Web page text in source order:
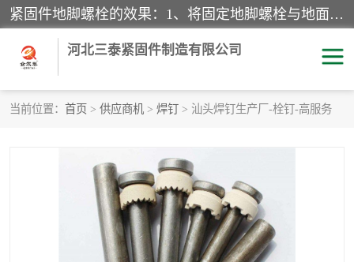
紧固件地脚螺栓的效果：1、将固定地脚螺栓与地面用水泥等物品灌溉在一起，可用来固定较小振荡和冲击的设备。2、活动地脚是一种可拆卸的地脚螺栓，可以固定有激烈振荡和冲击的大型机器设备。3、胀锚地脚螺栓用于固定比较简略且重量轻的设备，辅佐设备长期处于静止状态下。4、粘接地脚螺栓为一种使用广泛且常见的设备，它也是用来固定简略设备的小件。
河北三泰紧固件制造有限公司
当前位置： 首页 > 供应商机 > 焊钉 > 汕头焊钉生产厂-栓钉-高服务
拉杆
悬挑梁拉杆